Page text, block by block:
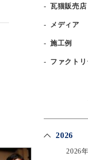
瓦猫販売店
メディア
施工例
ファクト
2026
2026